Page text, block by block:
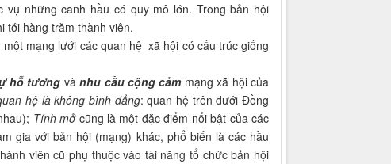
những canh hầu có quy mô lớn. Trong bản hội
tới hàng trăm thành viên.
mạng lưới các quan hệ xã hội có cấu trúc giống
hỗ tương vànhu cầu cộng cảmmạng xã hội của
hệ là không bình đẳng: quan hệ trên dưới Đồng
Tính mởcũng là một đặc điểm nổi bật của các
gia với bản hội (mạng) khác, phổ biến là các hầu
viên cũ phụ thuộc vào tài năng tổ chức bản hội